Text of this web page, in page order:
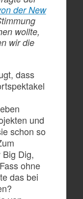
der New
wollte,
wir die
dass
und
schon so
Dig,
ohne
das bei